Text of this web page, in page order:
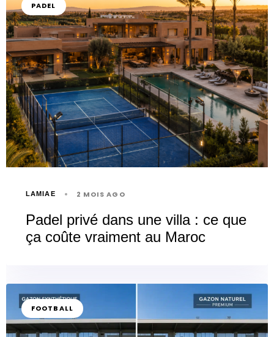
PADEL
LAMIAE 2 MOIS AGO
Padel privé dans une villa : ce que
ça coûte vraiment au Maroc
FOOTBALL